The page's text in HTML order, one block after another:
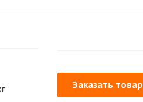
Заказать товар